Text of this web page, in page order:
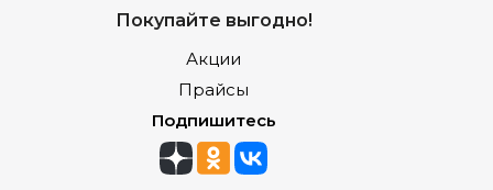
Покупайте выгодно!
Акции
Прайсы
Подпишитесь